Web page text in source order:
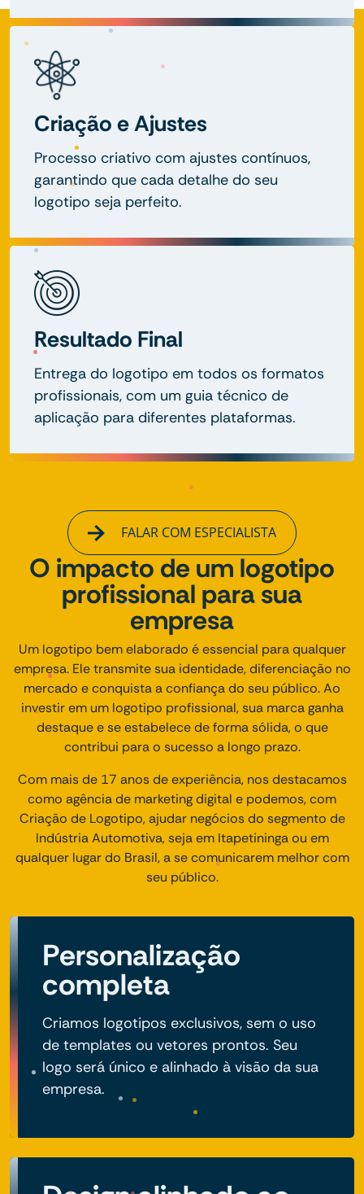
Criação e Ajustes
Processo criativo com ajustes contínuos,
garantindo que cada detalhe do seu
logotipo seja perfeito.
Resultado Final
Entrega do logotipo em todos os formatos
profissionais, com um guia técnico de
aplicação para diferentes plataformas.
FALAR COM ESPECIALISTA
O impacto de um logotipo
profissional para sua
empresa
Um logotipo bem elaborado é essencial para qualquer
empresa. Ele transmite sua identidade, diferenciação no
mercado e conquista a confiança do seu público. Ao
investir em um logotipo profissional, sua marca ganha
destaque e se estabelece de forma sólida, o que
contribui para o sucesso a longo prazo.
Com mais de 17 anos de experiência, nos destacamos
como agência de marketing digital e podemos, com
Criação de Logotipo, ajudar negócios do segmento de
Indústria Automotiva, seja em Itapetininga ou em
qualquer lugar do Brasil, a se comunicarem melhor com
seu público.
Personalização
completa
Criamos logotipos exclusivos, sem o uso
de templates ou vetores prontos. Seu
logo será único e alinhado à visão da sua
empresa.